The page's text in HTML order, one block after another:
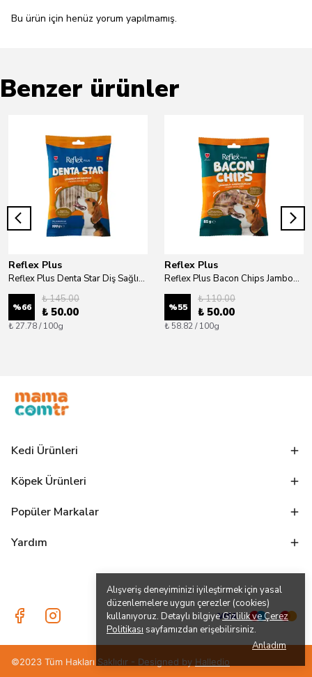
Alışveriş deneyiminizi iyileştirmek için yasal
düzenlemelere uygun çerezler (cookies)
kullanıyoruz. Detaylı bilgiyeGizlilik ve Çerez
Politikası sayfamızdan erişebilirsiniz.
Anladım
Bu ürün için henüz yorum yapılmamış.
Benzer ürünler
Reflex Plus
Reflex Plus Denta Star Diş Sağlığı Destekleyici Orta Irk Köpek Ödül Maması 180 Gr
%66
₺ 145.00
₺ 50.00
₺ 27.78 / 100g
Reflex Plus
Reflex Plus Bacon Chips Jambonlu Dilim Köpek Ödül Maması 85 Gr
%55
₺ 110.00
₺ 50.00
₺ 58.82 / 100g
Kedi Ürünleri
Köpek Ürünleri
Popüler Markalar
Yardım
©2023 Tüm Hakları Saklıdır - Designed by Halledio